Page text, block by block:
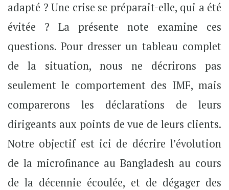
adapté ? Une crise se préparait-elle, qui a été
évitée ? La présente note examine ces
questions. Pour dresser un tableau complet
de la situation, nous ne décrirons pas
seulement le comportement des IMF, mais
comparerons les déclarations de leurs
dirigeants aux points de vue de leurs clients.
Notre objectif est ici de décrire l’évolution
de la microfinance au Bangladesh au cours
de la décennie écoulée, et de dégager des